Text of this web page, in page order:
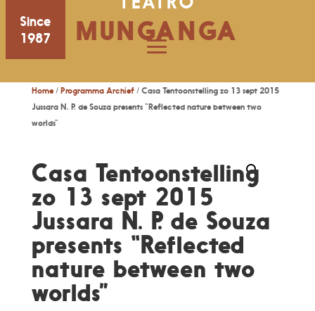
Since
1987
MUNGANGA
Home/ Programma Archief/ Casa Tentoonstelling zo 13 sept 2015
Jussara N. P. de Souza presents “Reflected nature between two
worlds”
Casa Tentoonstelling
zo 13 sept 2015
Jussara N. P. de Souza
presents “Reflected
nature between two
worlds”